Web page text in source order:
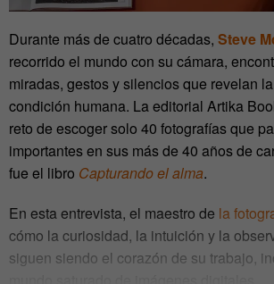
Durante más de cuatro décadas, Steve
recorrido el mundo con su cámara,
miradas, gestos y silencios que revelan
condición humana. La editorial Artika
reto de escoger solo 40 fotografías que
importantes en sus más de 40 años de
fue el libro Capturando el alma.
En esta entrevista, el maestro de la
cómo la curiosidad, la intuición y la
siguen siendo el corazón de su trabajo,